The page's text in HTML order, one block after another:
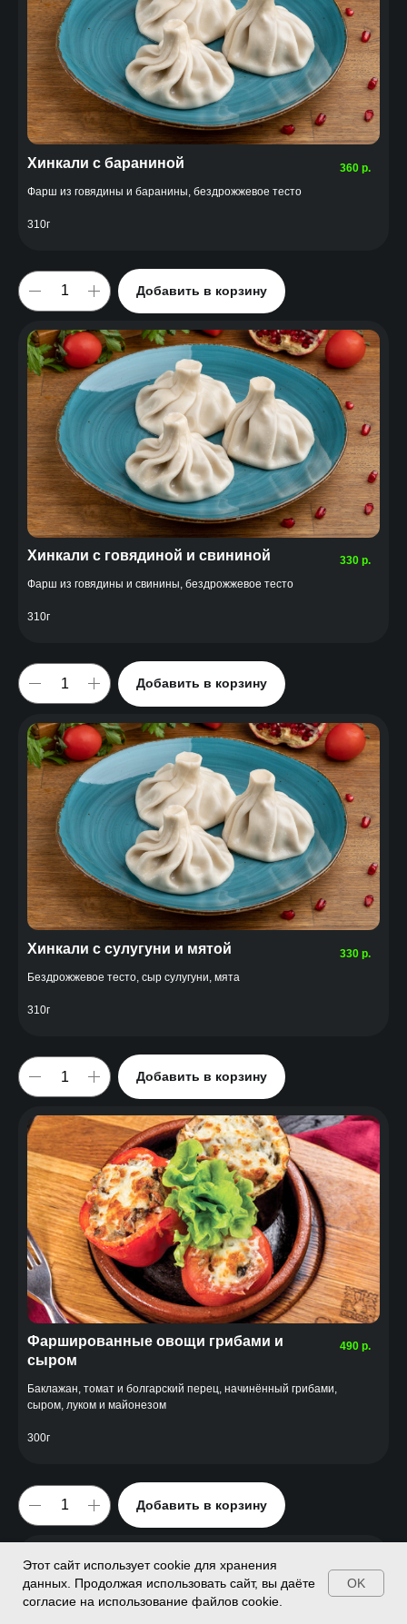
360 р.
Хинкали с бараниной
Фарш из говядины и баранины, бездрожжевое тесто
310г
Добавить в корзину
330 р.
Хинкали с говядиной и свининой
Фарш из говядины и свинины, бездрожжевое тесто
310г
Добавить в корзину
330 р.
Хинкали с сулугуни и мятой
Бездрожжевое тесто, сыр сулугуни, мята
310г
Добавить в корзину
490 р.
Фаршированные овощи грибами и
сыром
Баклажан, томат и болгарский перец, начинённый грибами,
сыром, луком и майонезом
300г
Добавить в корзину
Этот сайт использует cookie для хранения
данных. Продолжая использовать сайт, вы даёте
согласие на использование файлов cookie.
OK